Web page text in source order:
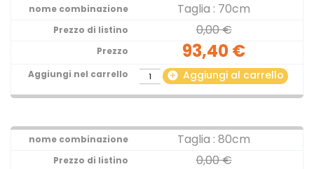
Taglia : 70cm
0,00 €
93,40 €
add_circle Aggiungi al carrello
Taglia : 80cm
0,00 €